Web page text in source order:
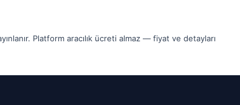
Platform aracılık ücreti almaz — fiyat ve detayları